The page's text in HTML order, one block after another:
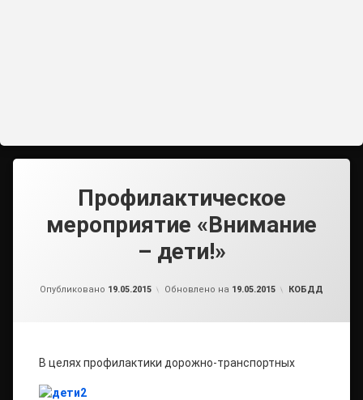
Профилактическое
мероприятие «Внимание
– дети!»
Опубликовано 19.05.2015 Обновлено на 19.05.2015 Рубрики:
КОБДД
В целях профилактики дорожно-транспортных